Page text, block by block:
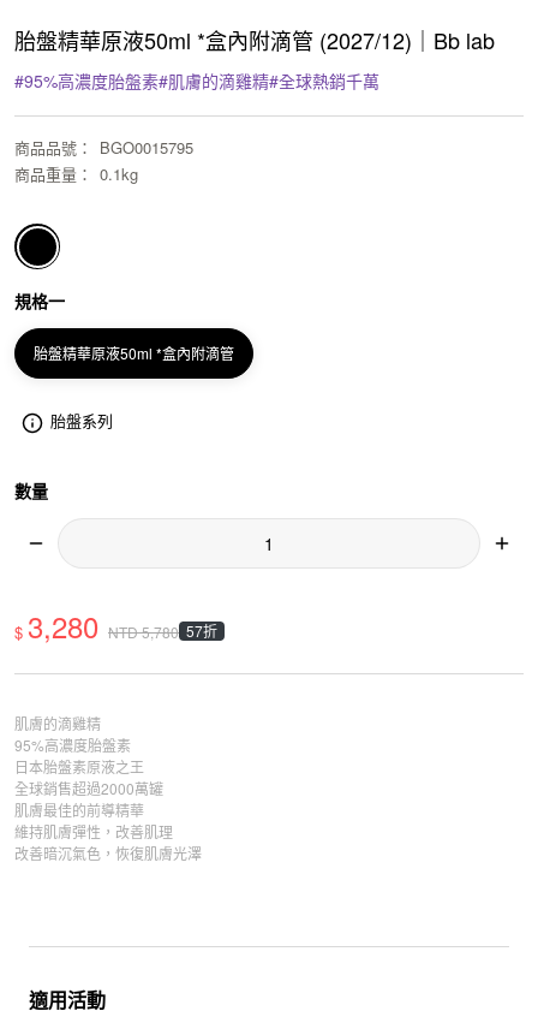
胎盤精華原液50ml *盒內附滴管 (2027/12)｜Bb lab
#95%高濃度胎盤素#肌膚的滴雞精#全球熱銷千萬
商品品號 ：
BGO0015795
商品重量 ： 0.1kg
規格一
胎盤精華原液50ml *盒內附滴管
胎盤系列
數量
$ 3,280 NTD5,780 57折
肌膚的滴雞精
95%高濃度胎盤素
日本胎盤素原液之王
全球銷售超過2000萬罐
肌膚最佳的前導精華
維持肌膚彈性，改善肌理
改善暗沉氣色，恢復肌膚光澤
適用活動